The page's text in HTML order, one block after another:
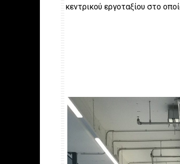
κεντρικού εργοταξίου στο